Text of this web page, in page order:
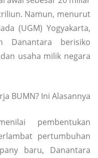
Namun, menurut
(UGM) Yogyakarta,
Danantara berisiko
usaha milik negara
BUMN? Ini Alasannya
pembentukan
pertumbuhan
baru, Danantara